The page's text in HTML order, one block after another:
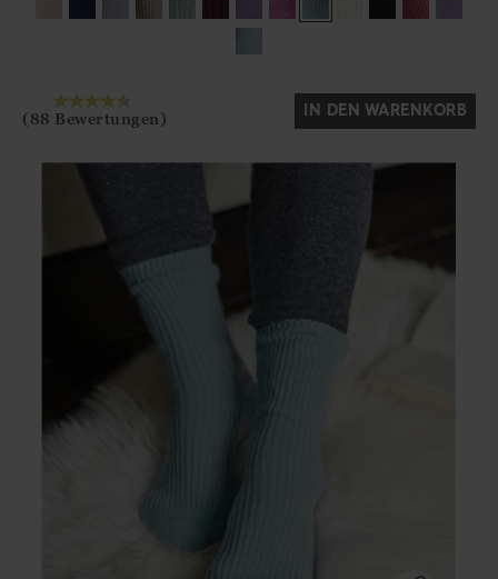
Ja Nein
(88 Bewertungen) IN DEN WARENKORB